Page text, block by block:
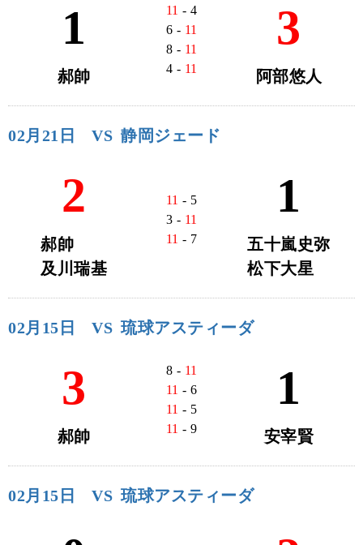
1
郝帥
11 - 4
6 - 11
8 - 11
4 - 11
3
阿部悠人
02月21日 VS 静岡ジェード
2
郝帥
及川瑞基
11 - 5
3 - 11
11 - 7
1
五十嵐史弥
松下大星
02月15日 VS 琉球アスティーダ
3
郝帥
8 - 11
11 - 6
11 - 5
11 - 9
1
安宰賢
02月15日 VS 琉球アスティーダ